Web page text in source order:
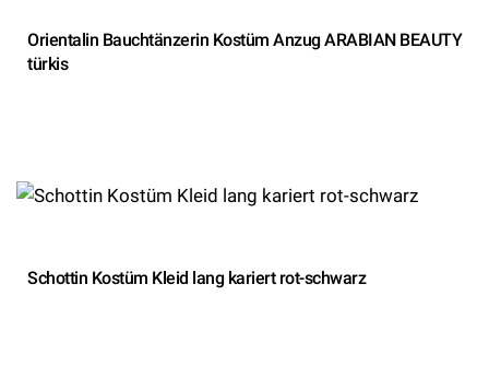
Orientalin Bauchtänzerin Kostüm Anzug ARABIAN BEAUTY
türkis
Schottin Kostüm Kleid lang kariert rot-schwarz